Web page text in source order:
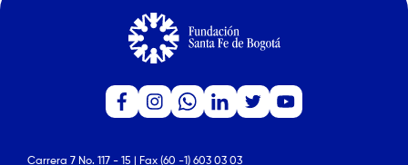
Carrera 7 No. 117 - 15 | Fax (60 -1) 603 03 03